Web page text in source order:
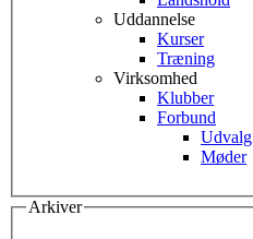
Uddannelse
Kurser
Træning
Virksomhed
Klubber
Forbund
Udvalg
Møder
Arkiver